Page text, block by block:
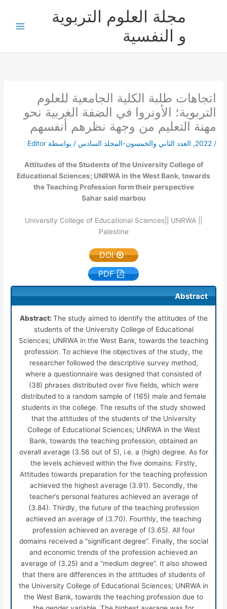
مجلة العلوم التربوية
و النفسية
اتجاهات طلبة الكلية الجامعية للعلوم
التربوية؛ الأونروا في الضفة الغربية نحو
مهنة التعليم من وجهة نظرهم أنفسهم
/
2022
, العدد الثاني والخمسون-المجلد السادس / بواسطة Editor
Attitudes of the Students of the University College of
Educational Sciences; UNRWA in the West Bank, towards
the Teaching Profession form their perspective
Sahar said marbou
University College of Educational Sciences|| UNRWA ||
Palestine
DOI
PDF
Abstract
Abstract: The study aimed to identify the attitudes of the
students of the University College of Educational
Sciences; UNRWA in the West Bank, towards the teaching
profession. To achieve the objectives of the study, the
researcher followed the descriptive survey method,
where a questionnaire was designed that consisted of
(38) phrases distributed over five fields, which were
distributed to a random sample of (165) male and female
students in the college. The results of the study showed
that the attitudes of the students of the University
College of Educational Sciences; UNRWA in the West
Bank, towards the teaching profession, obtained an
overall average (3.56 out of 5), i.e. a (high) degree. As for
the levels achieved within the five domains: Firstly,
Attitudes towards preparation for the teaching profession
achieved the highest average (3.91). Secondly, the
teacher’s personal features achieved an average of
(3.84). Thirdly, the future of the teaching profession
achieved an average of (3.70). Fourthly, the teaching
profession achieved an average of (3.65). All four
domains received a “significant degree”. Finally, the social
and economic trends of the profession achieved an
average of (3.25) and a “medium degree”. It also showed
that there are differences in the attitudes of students of
the University College of Educational Sciences; UNRWA in
the West Bank, towards the teaching profession due to